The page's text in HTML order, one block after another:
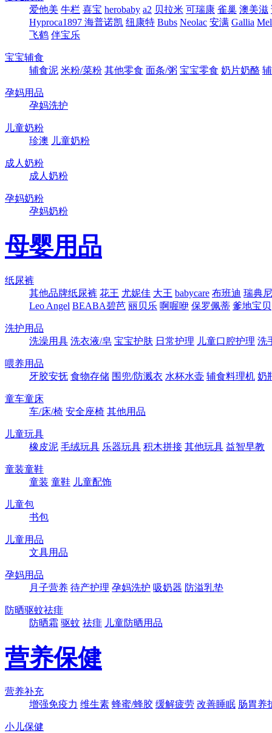
爱他美 牛栏 喜宝 herobaby a2 贝拉米 可瑞康 雀巢 澳美滋
Hyproca1897 海普诺凯 纽康特 Bubs Neolac 安满 Gallia
飞鹤 伴宝乐
宝宝辅食
辅食泥 米粉/菜粉 其他零食 面条/粥 宝宝零食 奶片奶酪
孕妈用品
孕妈洗护
儿童奶粉
珍澳 儿童奶粉
成人奶粉
成人奶粉
孕妈奶粉
孕妈奶粉
母婴用品
纸尿裤
其他品牌纸尿裤 花王 尤妮佳 大王 babycare 布班迪 瑞典
Leo Angel BEABA碧芭 丽贝乐 啊喔咿 保罗佩蒂 爹地宝贝
洗护用品
洗澡用具 洗衣液/皂 宝宝护肤 日常护理 儿童口腔护理 洗
喂养用品
牙胶安抚 食物存储 围兜/防溅衣 水杯水壶 辅食料理机 奶
童车童床
车/床/椅 安全座椅 其他用品
儿童玩具
橡皮泥 毛绒玩具 乐器玩具 积木拼接 其他玩具 益智早教
童装童鞋
童装 童鞋 儿童配饰
儿童包
书包
儿童用品
文具用品
孕妈用品
月子营养 待产护理 孕妈洗护 吸奶器 防溢乳垫
防晒驱蚊祛痱
防晒霜 驱蚊 祛痱 儿童防晒用品
营养保健
营养补充
增强免疫力 维生素 蜂蜜/蜂胶 缓解疲劳 改善睡眠 肠胃养
小儿保健